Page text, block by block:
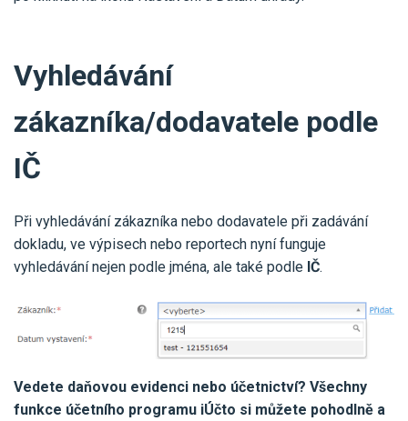
Vyhledávání
zákazníka/dodavatele podle
IČ
Při vyhledávání zákazníka nebo dodavatele při zadávání
dokladu, ve výpisech nebo reportech nyní funguje
vyhledávání nejen podle jména, ale také podle IČ.
Vedete daňovou evidenci nebo účetnictví? Všechny
funkce účetního programu iÚčto si můžete pohodlně a